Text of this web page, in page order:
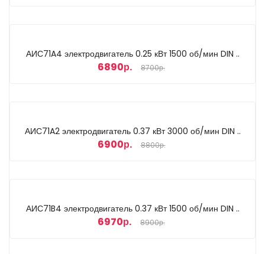
АИС71A4 электродвигатель 0.25 кВт 1500 об/мин DIN ..
6890р. 8700р.
АИС71A2 электродвигатель 0.37 кВт 3000 об/мин DIN ..
6900р. 8800р.
АИС71B4 электродвигатель 0.37 кВт 1500 об/мин DIN ..
6970р. 8900р.